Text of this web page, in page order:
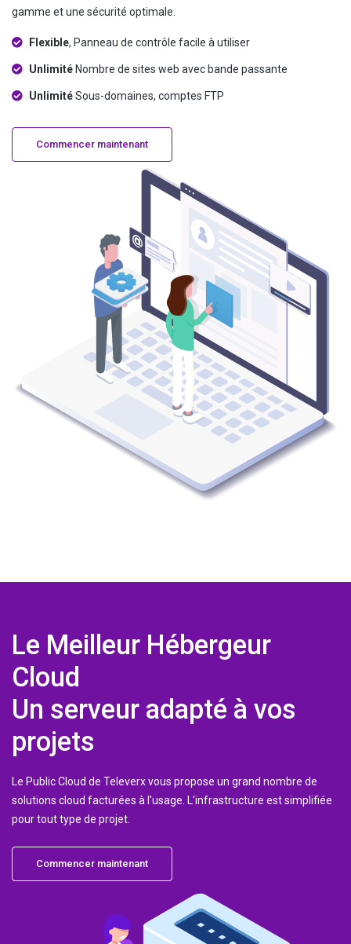
gamme et une sécurité optimale.
Flexible, Panneau de contrôle facile à utiliser
Unlimité Nombre de sites web avec bande passante
UnlimitéSous-domaines, comptes FTP
Commencer maintenant
Le Meilleur Hébergeur
Cloud
Un serveur adapté à vos
projets
Le Public Cloud de Televerx vous propose un grand nombre de
solutions cloud facturées à l'usage. L'infrastructure est simplifiée
pour tout type de projet.
Commencer maintenant